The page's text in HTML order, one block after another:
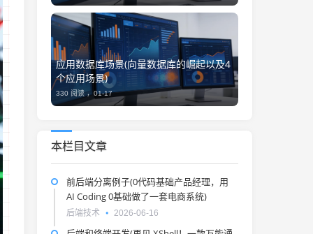
应用数据库场景(向量数据库的崛起以及4
个应用场景)
330 阅读 ，01-17
本栏目文章
前后端分离例子(0代码基础产品经理，用
AI Coding 0基础做了一套电商系统)
后端技术 2026-06-16